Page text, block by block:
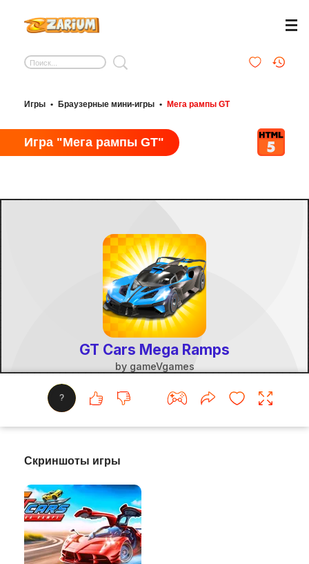
Игры • Браузерные мини-игры • Мега рампы GT
Игра "Мега рампы GT"
?
Скриншоты игры